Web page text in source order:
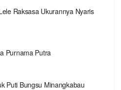
Raksasa Ukurannya Nyaris
Purnama Putra
Puti Bungsu Minangkabau